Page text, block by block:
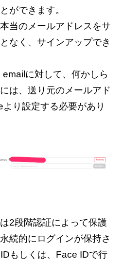
ができます。
当のメールアドレスをサ
なく、サインアップでき
に対して、何かしら
は、送り元のメールアド
り設定する必要があり
2段階認証によって保護
続的にログインが保持さ
もしくは、Face IDで行